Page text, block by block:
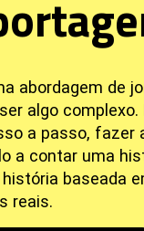
abordagem de
algo complexo.
a passo, fazer
a contar uma
baseada
reais.